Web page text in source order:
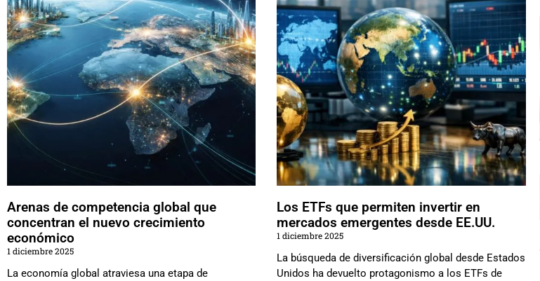
Arenas de competencia global que
concentran el nuevo crecimiento
económico
1 diciembre 2025
La economía global atraviesa una etapa de
Los ETFs que permiten invertir en
mercados emergentes desde EE.UU.
1 diciembre 2025
La búsqueda de diversificación global desde Estados
Unidos ha devuelto protagonismo a los ETFs de